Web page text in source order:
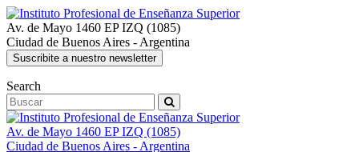
Av. de Mayo 1460 EP IZQ (1085)
Ciudad de Buenos Aires - Argentina
Suscribite a nuestro newsletter
Search
Av. de Mayo 1460 EP IZQ (1085)
Ciudad de Buenos Aires - Argentina